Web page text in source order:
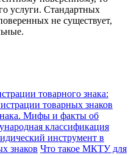
услуги. Стандартных
не существует,
товарного знака:
товарных знаков
Мифы и факты об
классификация
инструмент в
знаков Что такое МКТУ для